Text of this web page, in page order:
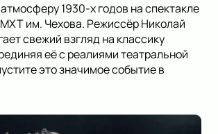
1930-х годов на спектакле
им. Чехова. Режиссёр Николай
свежий взгляд на классику
её с реалиями театральной
это значимое событие в